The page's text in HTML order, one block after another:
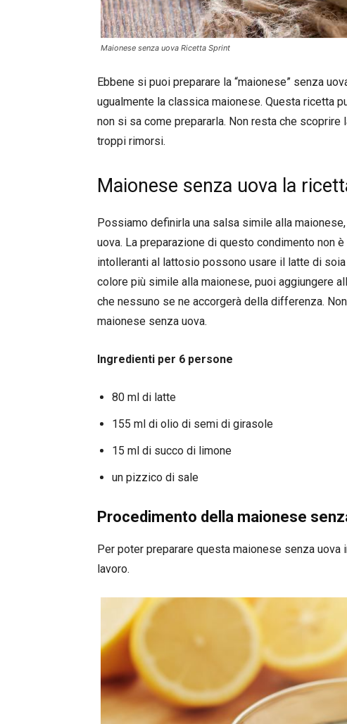
Maionese senza uova Ricetta Sprint
Ebbene si puoi preparare la “maionese” senza
ugualmente la classica maionese. Questa ricetta
non si sa come prepararla. Non resta che
troppi rimorsi.
Maionese senza uova la
Possiamo definirla una salsa simile alla
uova. La preparazione di questo condimento non
intolleranti al lattosio possono usare il latte di
colore più simile alla maionese, puoi aggiungere
che nessuno se ne accorgerà della differenza.
maionese senza uova.
Ingredienti per 6 persone
80 ml di latte
155 ml di olio di semi di girasole
15 ml di succo di limone
un pizzico di sale
Procedimento della maionese
Per poter preparare questa maionese senza
lavoro.